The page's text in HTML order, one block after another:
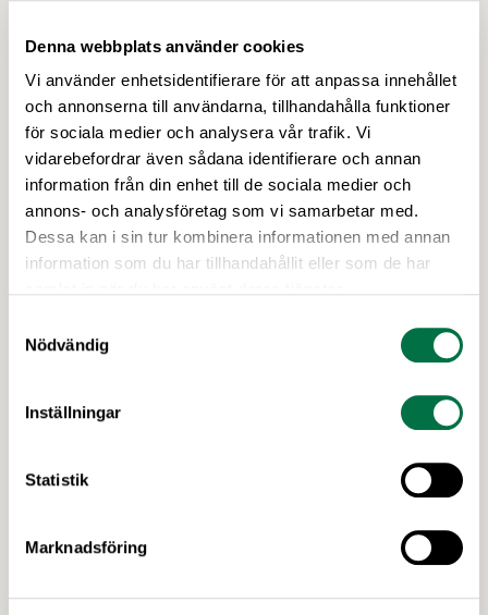
Denna webbplats använder cookies
Vi använder enhetsidentifierare för att anpassa innehållet
och annonserna till användarna, tillhandahålla funktioner
för sociala medier och analysera vår trafik. Vi
vidarebefordrar även sådana identifierare och annan
information från din enhet till de sociala medier och
annons- och analysföretag som vi samarbetar med.
Dessa kan i sin tur kombinera informationen med annan
information som du har tillhandahållit eller som de har
Nödvändig
Inställningar
Statistik
Marknadsföring
Livsmedelsföretagen i Almedalen:
Grön uppväxling, spänstiga samtal
och matiga mingel –
14 JUNI 2026
gårdsförsäljning och tillväxtpotentialen i svensk
livsmedelsproduktion, följt av Almedalens godaste
mingel. Den 24 juni arrangerar vi seminarium om
hållbarhet och transporter samt ett gemensamt
Dagligvaruhandel. Så tveka inte, kom till
Senaste nytt